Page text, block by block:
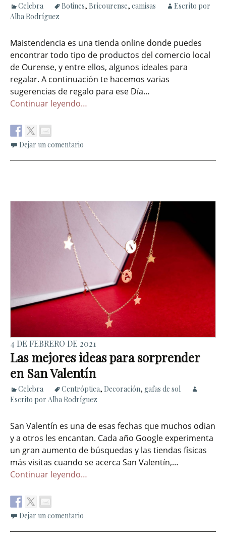
Celebra Botines, Bricourense, camisas
Escrito por
Alba Rodríguez
Maistendencia es una tienda online donde puedes
encontrar todo tipo de productos del comercio local
de Ourense, y entre ellos, algunos ideales para
regalar. A continuación te hacemos varias
sugerencias de regalo para ese Día…
Continuar leyendo…
Dejar un comentario
4 DE FEBRERO DE 2021
Las mejores ideas para sorprender
en San Valentín
Celebra Centróptica, Decoración, gafas de sol
Escrito por Alba Rodríguez
San Valentín es una de esas fechas que muchos odian
y a otros les encantan. Cada año Google experimenta
un gran aumento de búsquedas y las tiendas físicas
más visitas cuando se acerca San Valentín,…
Continuar leyendo…
Dejar un comentario